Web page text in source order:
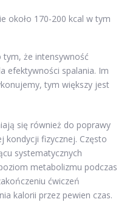
około 170-200 kcal w tym
że intensywność
efektywności spalania. Im
tym większy jest
się również do poprawy
kondycji fizycznej. Często
systematycznych
metabolizmu podczas
ćwiczeń
kalorii przez pewien czas.